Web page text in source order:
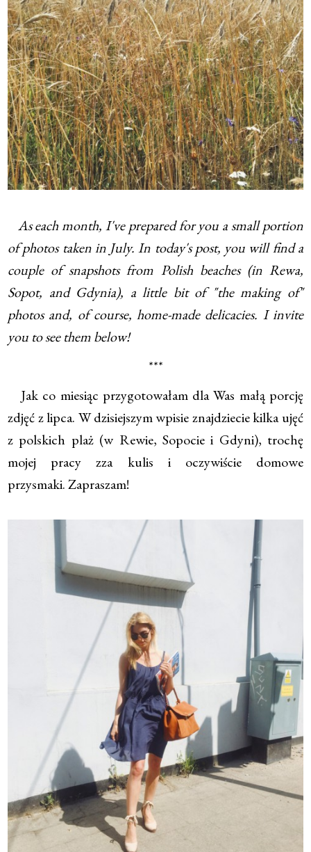
As each month, I've prepared for you a small portion
of photos taken in July. In today's post, you will find a
couple of snapshots from Polish beaches (in Rewa,
Sopot, and Gdynia), a little bit of "the making of"
photos and, of course, home-made delicacies. I invite
you to see them below!
***
Jak co miesiąc przygotowałam dla Was małą porcję
zdjęć z lipca. W dzisiejszym wpisie znajdziecie kilka ujęć
z polskich plaż (w Rewie, Sopocie i Gdyni), trochę
mojej pracy zza kulis i oczywiście domowe
przysmaki. Zapraszam!